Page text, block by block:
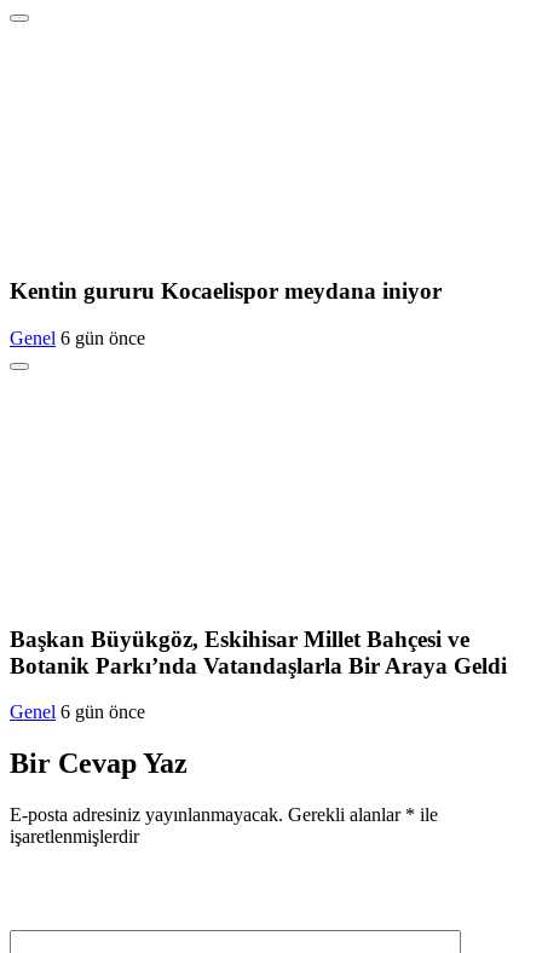
Kentin gururu Kocaelispor meydana iniyor
Genel 6 gün önce
Başkan Büyükgöz, Eskihisar Millet Bahçesi ve
Botanik Parkı’nda Vatandaşlarla Bir Araya Geldi
Genel 6 gün önce
Bir Cevap Yaz
E-posta adresiniz yayınlanmayacak. Gerekli alanlar * ile
işaretlenmişlerdir